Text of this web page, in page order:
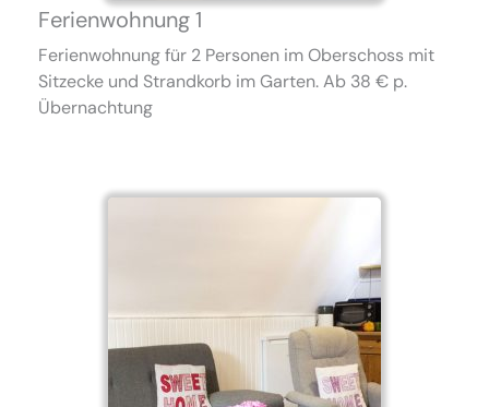
Ferienwohnung 1
Ferienwohnung für 2 Personen im Oberschoss mit
Sitzecke und Strandkorb im Garten. Ab 38 € p.
Übernachtung